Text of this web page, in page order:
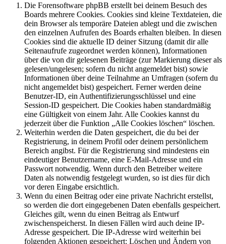
Die Forensoftware phpBB erstellt bei deinem Besuch des
Boards mehrere Cookies. Cookies sind kleine Textdateien, die
dein Browser als temporäre Dateien ablegt und die zwischen
den einzelnen Aufrufen des Boards erhalten bleiben. In diesen
Cookies sind die aktuelle ID deiner Sitzung (damit dir alle
Seitenaufrufe zugeordnet werden können), Informationen
über die von dir gelesenen Beiträge (zur Markierung dieser als
gelesen/ungelesen; sofern du nicht angemeldet bist) sowie
Informationen über deine Teilnahme an Umfragen (sofern du
nicht angemeldet bist) gespeichert. Ferner werden deine
Benutzer-ID, ein Authentifizierungsschlüssel und eine
Session-ID gespeichert. Die Cookies haben standardmäßig
eine Gültigkeit von einem Jahr. Alle Cookies kannst du
jederzeit über die Funktion „Alle Cookies löschen“ löschen.
Weiterhin werden die Daten gespeichert, die du bei der
Registrierung, in deinem Profil oder deinem persönlichem
Bereich angibst. Für die Registrierung sind mindestens ein
eindeutiger Benutzername, eine E-Mail-Adresse und ein
Passwort notwendig. Wenn durch den Betreiber weitere
Daten als notwendig festgelegt wurden, so ist dies für dich
vor deren Eingabe ersichtlich.
Wenn du einen Beitrag oder eine private Nachricht erstellst,
so werden die dort eingegebenen Daten ebenfalls gespeichert.
Gleiches gilt, wenn du einen Beitrag als Entwurf
zwischenspeicherst. In diesen Fällen wird auch deine IP-
Adresse gespeichert. Die IP-Adresse wird weiterhin bei
folgenden Aktionen gespeichert: Löschen und Ändern von